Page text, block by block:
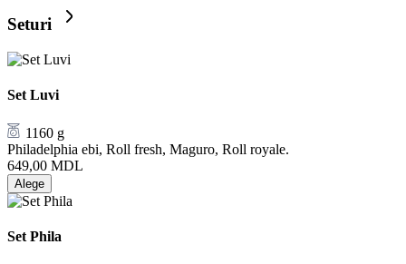
Seturi
Set Luvi
1160 g
Philadelphia ebi, Roll fresh, Maguro, Roll royale.
649,00 MDL
Alege
Set Phila